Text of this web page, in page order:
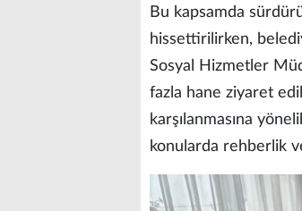
Bu kapsamda
hissettirilirken,
Sosyal Hizmetler
fazla hane ziyaret
karşılanmasına
konularda rehberlik